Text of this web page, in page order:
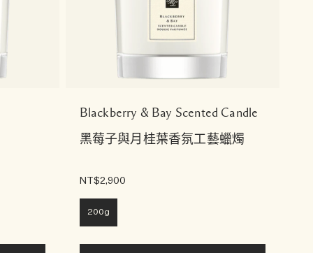
Blackberry & Bay Scented Candle
黑莓子與月桂葉香氛工藝蠟燭
NT$2,900
200g